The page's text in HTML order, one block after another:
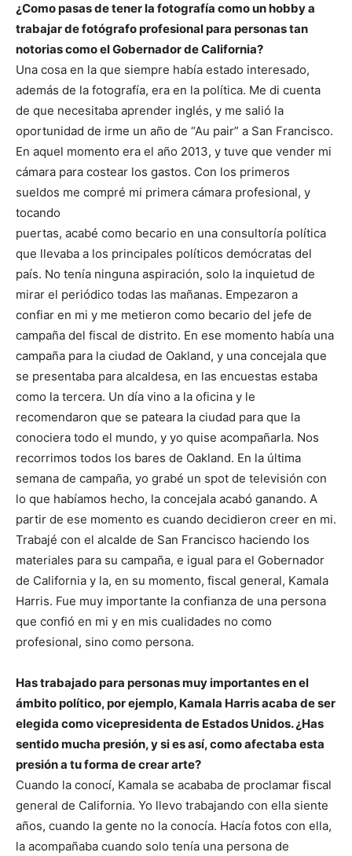
¿Como pasas de tener la fotografía como un hobby a
trabajar de fotógrafoprofesional para personas tan
notorias como el Gobernador de California?
Una cosa en la que siempre había estado interesado,
además de la fotografía, era en la política. Me di cuenta
de que necesitaba aprender inglés, y me salió la
oportunidad de irme un año de “Au pair” a San Francisco.
En aquel momento era el año 2013, y tuve que vender mi
cámara para costear los gastos. Con los primeros
sueldos me compré mi primera cámara profesional, y
tocando
puertas, acabé como becario en una consultoría política
que llevaba a los principales políticos demócratas del
país. No tenía ninguna aspiración, solo la inquietud de
mirar el periódico todas las mañanas. Empezaron a
confiar en mi y me metieron como becario del jefe de
campaña del fiscal de distrito. En ese momento había una
campaña para la ciudad de Oakland, y una concejala que
se presentaba para alcaldesa, en las encuestas estaba
como la tercera. Un día vino a la oficina y le
recomendaron que se pateara la ciudad para que la
conociera todo el mundo, y yo quise acompañarla. Nos
recorrimos todos los bares de Oakland. En la última
semana de campaña, yo grabé un spot de televisión con
lo que habíamos hecho, la concejala acabó ganando. A
partir de ese momento es cuando decidieron creer en mi.
Trabajé con el alcalde de San Francisco haciendo los
materiales para su campaña, e igual para el Gobernador
de California y la, en su momento, fiscal general, Kamala
Harris. Fue muy importante la confianza de una persona
que confió en mi y en mis cualidades no como
profesional, sino como persona.
Has trabajado para personas muy importantes en el
ámbito político, por ejemplo, Kamala Harris acaba de ser
elegida como vicepresidenta de Estados Unidos. ¿Has
sentido mucha presión, y si es así, como afectaba esta
presión a tu forma de crear arte?
Cuando la conocí, Kamala se acababa de proclamar fiscal
general de California. Yo llevo trabajando con ella siente
años, cuando la gente no la conocía. Hacía fotos con ella,
la acompañaba cuando solo tenía una persona de